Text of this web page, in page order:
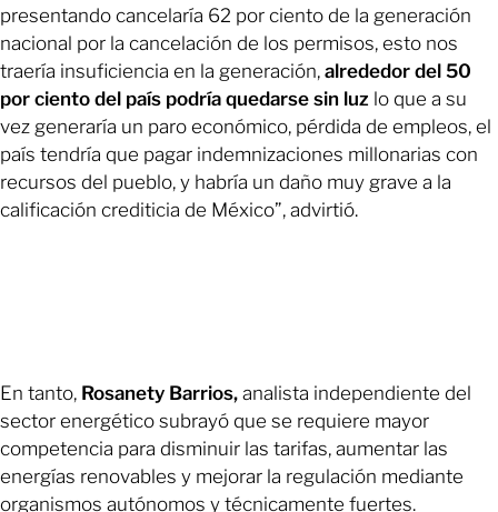
presentando cancelaría 62 por ciento de la generación
nacional por la cancelación de los permisos, esto nos
traería insuficiencia en la generación, alrededor del 50
por ciento del país podría quedarse sin luz lo que a su
vez generaría un paro económico, pérdida de empleos, el
país tendría que pagar indemnizaciones millonarias con
recursos del pueblo, y habría un daño muy grave a la
calificación crediticia de México”, advirtió.
En tanto, Rosanety Barrios, analista independiente del
sector energético subrayó que se requiere mayor
competencia para disminuir las tarifas, aumentar las
energías renovables y mejorar la regulación mediante
organismos autónomos y técnicamente fuertes.